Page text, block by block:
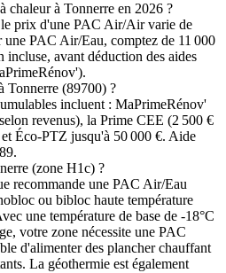
chaleur à Tonnerre en 2026 ?
prix d'une PAC Air/Air varie de
une PAC Air/Eau, comptez de 11 000
incluse, avant déduction des aides
Tonnerre (89700) ?
incluent : MaPrimeRénov'
revenus), la Prime CEE (2 500 €
Éco-PTZ jusqu'à 50 000 €. Aide
(zone H1c) ?
recommande une PAC Air/Eau
ou bibloc haute température
une température de base de -18°C
votre zone nécessite une PAC
d'alimenter des plancher chauffant
La géothermie est également